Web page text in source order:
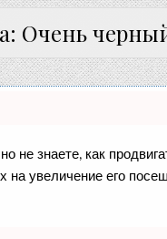
Очень
не знаете, как
увеличение его